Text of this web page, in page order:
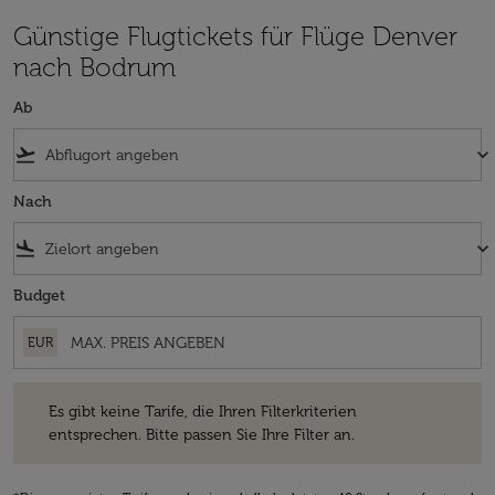
Günstige Flugtickets für Flüge Denver
nach Bodrum
Ab
flight_takeoff keyboard_arrow_down
Nach
flight_land keyboard_arrow_down
Budget
EUR
Es gibt keine Tarife, die Ihren Filterkriterien
entsprechen. Bitte passen Sie Ihre Filter an.